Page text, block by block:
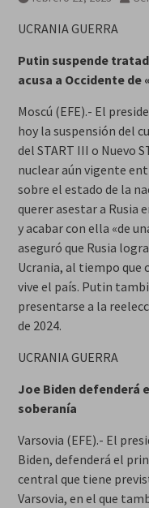
UCRANIA GUERRA
Putin suspende
acusa a Occidente de
Moscú (EFE).- El
hoy la suspensión del
del START III o Nuevo
nuclear aún vigente
sobre el estado de la
querer asestar a Rusia
y acabar con ella «de
aseguró que Rusia
Ucrania, al tiempo que
vive el país. Putin
presentarse a la
de 2024.
UCRANIA GUERRA
Joe Biden defenderá
soberanía
Varsovia (EFE).- El
Biden, defenderá el
central que tiene
Varsovia, en el que